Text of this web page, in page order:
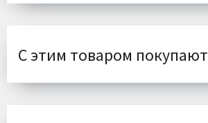
С этим товаром покупают